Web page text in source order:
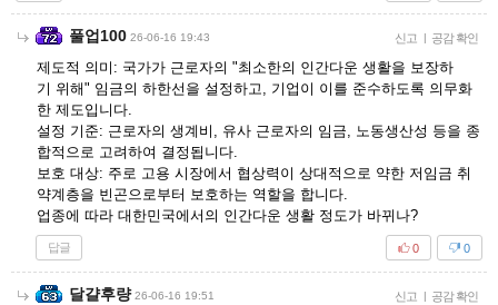
풀업100 26-06-16 19:43 신고 | 공감 확인
제도적 의미: 국가가 근로자의 "최소한의 인간다운 생활을 보장하
기 위해" 임금의 하한선을 설정하고, 기업이 이를 준수하도록 의무화
한 제도입니다.
설정 기준: 근로자의 생계비, 유사 근로자의 임금, 노동생산성 등을 종
합적으로 고려하여 결정됩니다.
보호 대상: 주로 고용 시장에서 협상력이 상대적으로 약한 저임금 취
약계층을 빈곤으로부터 보호하는 역할을 합니다.
업종에 따라 대한민국에서의 인간다운 생활 정도가 바뀌나?
답글 0
0
달걀후량 26-06-16 19:51 신고 | 공감 확인